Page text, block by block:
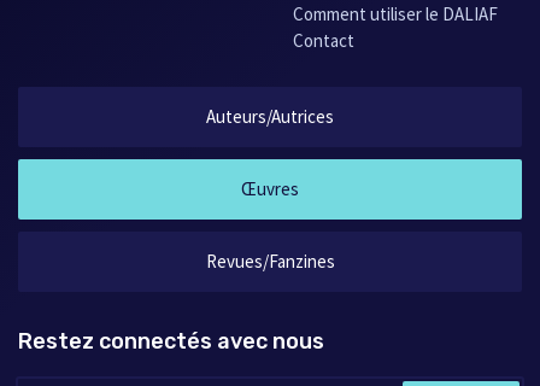
Comment utiliser le DALIAF
Contact
Auteurs/Autrices
Œuvres
Revues/Fanzines
Restez connectés avec nous